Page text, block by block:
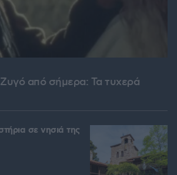
από σήμερα: Τα τυχερά
σε νησιά της